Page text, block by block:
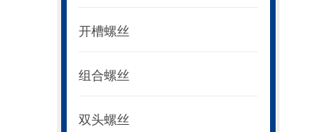
开槽螺丝
组合螺丝
双头螺丝